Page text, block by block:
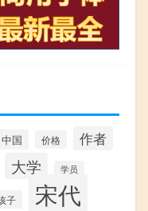
中国 价格 作者
大学 学员
子 宋代